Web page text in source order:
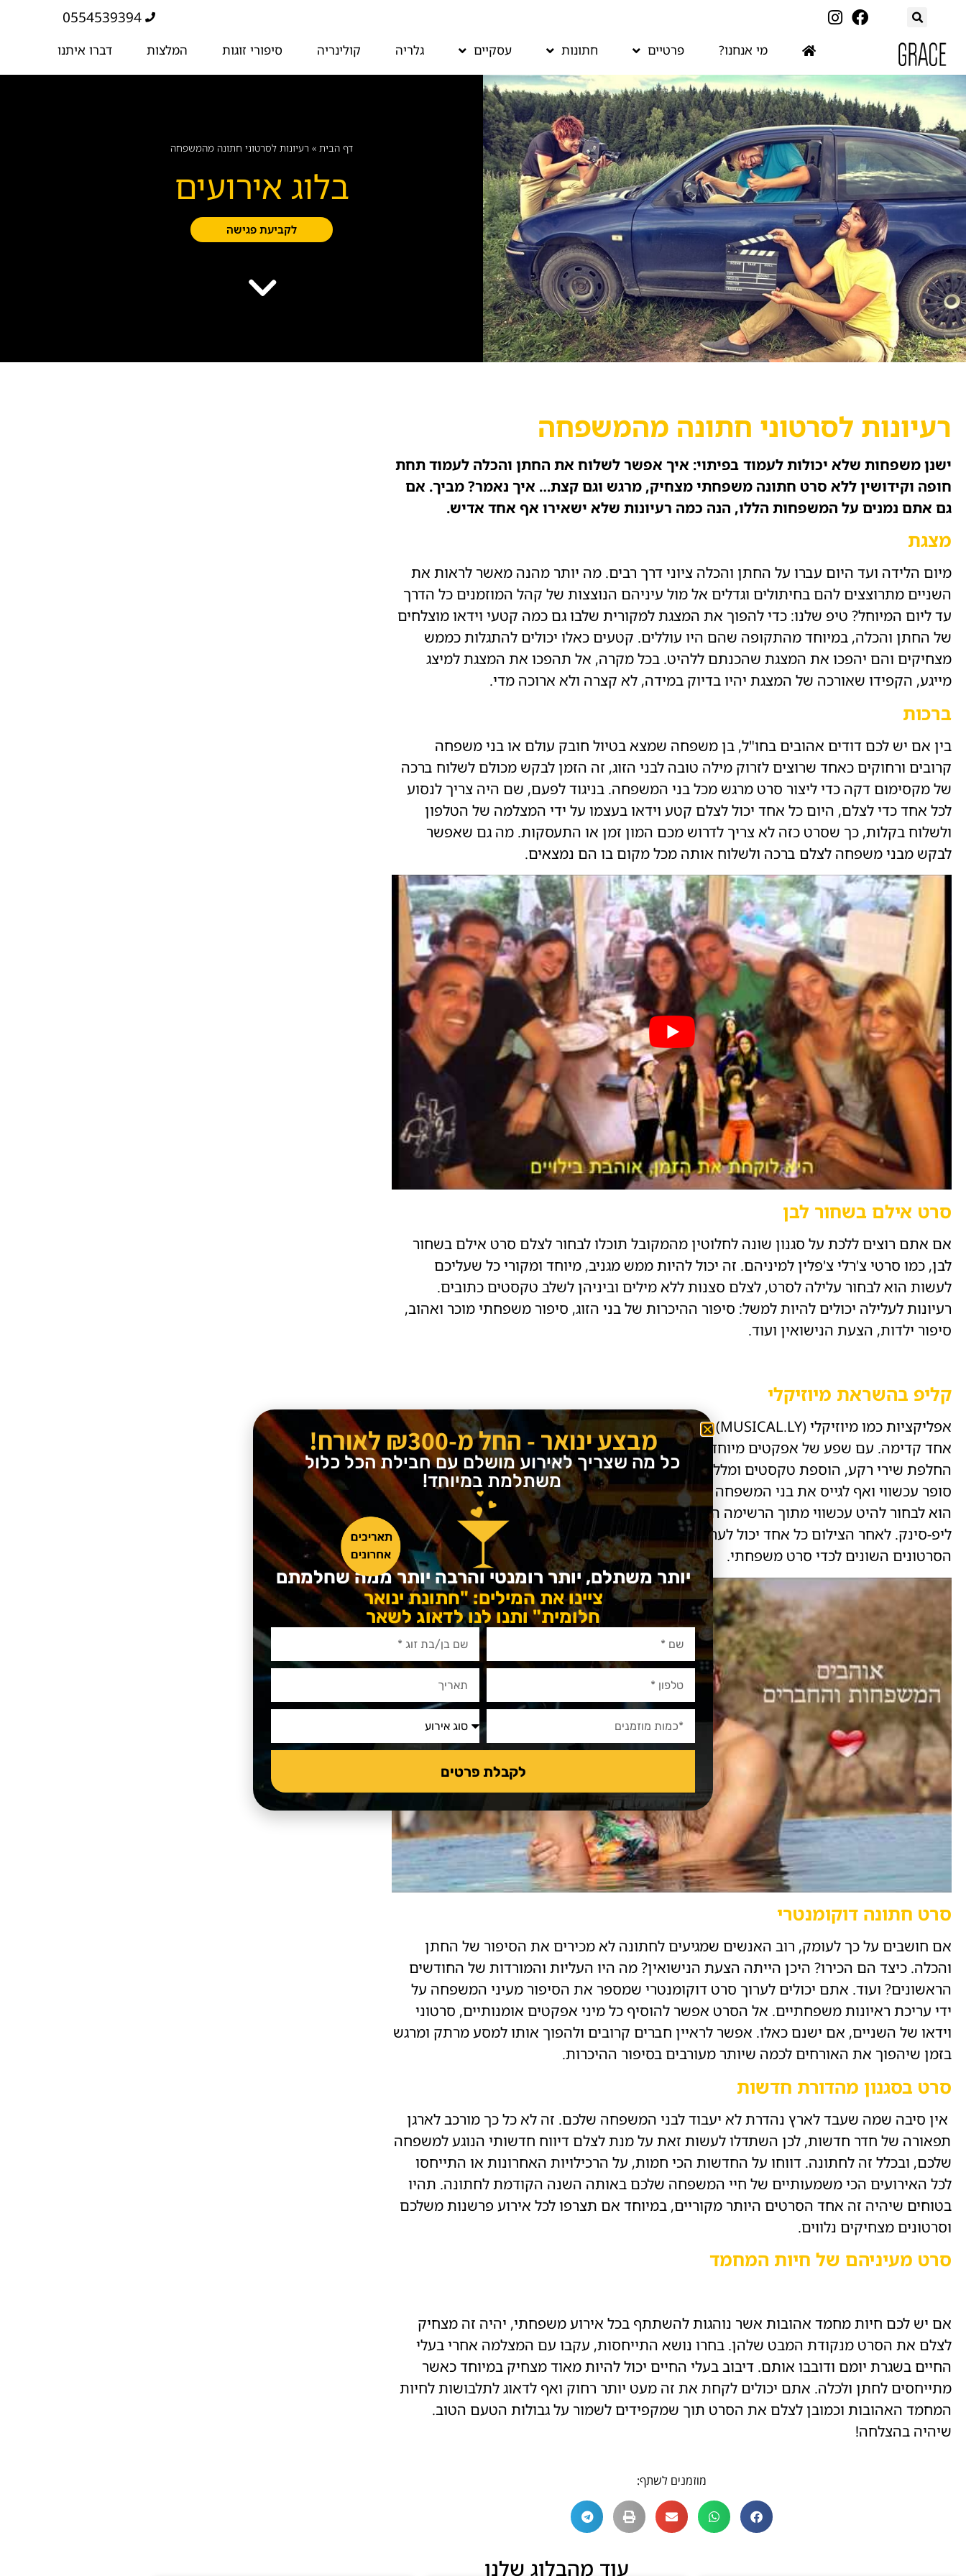
0554539394
מי אנחנו? פרטיים חתונות עסקיים גלריה קולינריה סיפורי זוגות המלצות דברו איתנו
דף הבית» רעיונות לסרטוני חתונה מהמשפחה
בלוג אירועים
לקביעת פגישה
רעיונות לסרטוני חתונה מהמשפחה
ישנן משפחות שלא יכולות לעמוד בפיתוי: איך אפשר לשלוח את החתן והכלה לעמוד תחת
חופה וקידושין ללא סרט חתונה משפחתי מצחיק, מרגש וגם קצת… איך נאמר? מביך. אם
גם אתם נמנים על המשפחות הללו, הנה כמה רעיונות שלא ישאירו אף אחד אדיש.
מצגת
מיום הלידה ועד היום עברו על החתן והכלה ציוני דרך רבים. מה יותר מהנה מאשר לראות את
השניים מתרוצצים להם בחיתולים וגדלים אל מול עיניהם הנוצצות של קהל המוזמנים כל הדרך
עד ליום המיוחל? טיפ שלנו: כדי להפוך את המצגת למקורית שלבו גם כמה קטעי וידאו מוצלחים
של החתן והכלה, במיוחד מהתקופה שהם היו עוללים. קטעים כאלו יכולים להתגלות כממש
מצחיקים והם יהפכו את המצגת שהכנתם ללהיט. בכל מקרה, אל תהפכו את המצגת למיצג
מייגע, הקפידו שאורכה של המצגת יהיו בדיוק במידה, לא קצרה ולא ארוכה מדי.
ברכות
בין אם יש לכם דודים אהובים בחו"ל, בן משפחה שמצא בטיול חובק עולם או בני משפחה
קרובים ורחוקים כאחד שרוצים לזרוק מילה טובה לבני הזוג, זה הזמן לבקש מכולם לשלוח ברכה
של מקסימום דקה כדי ליצור סרט מרגש מכל בני המשפחה. בניגוד לפעם, שם היה צריך לנסוע
לכל אחד כדי לצלם, היום כל אחד יכול לצלם קטע וידאו בעצמו על ידי המצלמה של הטלפון
ולשלוח בקלות, כך שסרט כזה לא צריך לדרוש מכם המון זמן או התעסקות. מה גם שאפשר
לבקש מבני משפחה לצלם ברכה ולשלוח אותה מכל מקום בו הם נמצאים.
סרט אילם בשחור לבן
אם אתם רוצים ללכת על סגנון שונה לחלוטין מהמקובל תוכלו לבחור לצלם סרט אילם בשחור
לבן, כמו סרטי צ'רלי צ'פלין למיניהם. זה יכול להיות ממש מגניב, מיוחד ומקורי כל שעליכם
לעשות הוא לבחור עלילה לסרט, לצלם סצנות ללא מילים וביניהן לשלב טקסטים כתובים.
רעיונות לעלילה יכולים להיות למשל: סיפור ההיכרות של בני הזוג, סיפור משפחתי מוכר ואהוב,
סיפור ילדות, הצעת הנישואין ועוד.
קליפ בהשראת מיוזיקלי
אפליקציות כמו מיוזיקלי (MUSICAL.LY) לקחו את אפשרויות הצילום העצמי של קליפים צעד
אחד קדימה. עם שפע של אפקטים מיוחדים כמו הילוך איטי, הוספת פילטרים, הקלטת דואטים,
החלפת שירי רקע, הוספת טקסטים ומלל ועוד שלל אפשרויות מדליקות, תוכלו ליצור סרטון
סופר עכשווי ואף לגייס את בני המשפחה הצעירים יותר להצטרף בנינוחות. כל שעליכם לעשות
הוא לבחור להיט עכשווי מתוך הרשימה המוצעת ולצלם את עצמכם ואת בני המשפחה עושים לו
ליפ-סינק. לאחר הצילום כל אחד יכול לערוך את הסרטון שלו כרצונו ויחד ניתן לערוך את
הסרטונים השונים לכדי סרט משפחתי.
סרט חתונה דוקומנטרי
אם חושבים על כך לעומק, רוב האנשים שמגיעים לחתונה לא מכירים את הסיפור של החתן
והכלה. כיצד הם הכירו? היכן הייתה הצעת הנישואין? מה היו העליות והמורדות של החודשים
הראשונים? ועוד. אתם יכולים לערוך סרט דוקומנטרי שמספר את הסיפור מעיני המשפחה על
ידי עריכת ראיונות משפחתיים. אל הסרט אפשר להוסיף כל מיני אפקטים אומנותיים, סרטוני
וידאו של השניים, אם ישנם כאלו. אפשר לראיין חברים קרובים ולהפוך אותו למסע מרתק ומרגש
בזמן שיהפוך את האורחים לכמה שיותר מעורבים בסיפור ההיכרות.
סרט בסגנון מהדורת חדשות
אין סיבה שמה שעבד לארץ נהדרת לא יעבוד לבני המשפחה שלכם. זה לא כל כך מורכב לארגן
תפאורה של חדר חדשות, לכן השתדלו לעשות זאת על מנת לצלם דיווח חדשותי הנוגע למשפחה
שלכם, ובכלל זה לחתונה. דווחו על החדשות הכי חמות, על הרכילויות האחרונות או התייחסו
לכל האירועים הכי משמעותיים של חיי המשפחה שלכם באותה השנה הקודמת לחתונה. תהיו
בטוחים שיהיה זה אחד הסרטים היותר מקוריים, במיוחד אם תצרפו לכל אירוע פרשנות משלכם
וסרטונים מצחיקים נלווים.
סרט מעיניהם של חיות המחמד
אם יש לכם חיות מחמד אהובות אשר נוהגות להשתתף בכל אירוע משפחתי, יהיה זה מצחיק
לצלם את הסרט מנקודת המבט שלהן. בחרו נושא התייחסות, עקבו עם המצלמה אחרי בעלי
החיים בשגרת יומם ודובבו אותם. דיבוב בעלי החיים יכול להיות מאוד מצחיק במיוחד כאשר
מתייחסים לחתן ולכלה. אתם יכולים לקחת את זה מעט יותר רחוק ואף לדאוג לתלבושות לחיות
המחמד האהובות וכמובן לצלם את הסרט תוך שמקפידים לשמור על גבולות הטעם הטוב.
שיהיה בהצלחה!
מוזמנים לשתף:
עוד מהבלוג שלנו
מבצע ינואר - החל מ-₪300 לאורח!
כל מה שצריך לאירוע מושלם עם חבילת הכל כלול
משתלמת במיוחד!
יותר משתלם, יותר רומנטי והרבה יותר ממה שחלמתם
ציינו את המילים: "חתונת ינואר
חלומית" ותנו לנו לדאוג לשאר
לקבלת פרטים